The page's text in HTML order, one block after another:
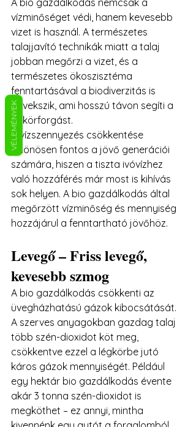
A bio gazdálkodás nemcsak a
vízminőséget védi, hanem kevesebb
vizet is használ. A természetes
talajjavító technikák miatt a talaj
jobban megőrzi a vizet, és a
természetes ökoszisztéma
fenntartásával a biodiverzitás is
növekszik, ami hosszú távon segíti a
vízkörforgást.
A vízszennyezés csökkentése
különösen fontos a jövő generációi
számára, hiszen a tiszta ivóvízhez
való hozzáférés már most is kihívás
sok helyen. A bio gazdálkodás által
megőrzött vízminőség és mennyiség
hozzájárul a fenntartható jövőhöz.
Levegő – Friss levegő,
kevesebb szmog
A bio gazdálkodás csökkenti az
üvegházhatású gázok kibocsátását.
A szerves anyagokban gazdag talaj
több szén-dioxidot köt meg,
csökkentve ezzel a légkörbe jutó
káros gázok mennyiségét. Például
egy hektár bio gazdálkodás évente
akár 3 tonna szén-dioxidot is
megköthet – ez annyi, mintha
VÉLEMÉNYEK